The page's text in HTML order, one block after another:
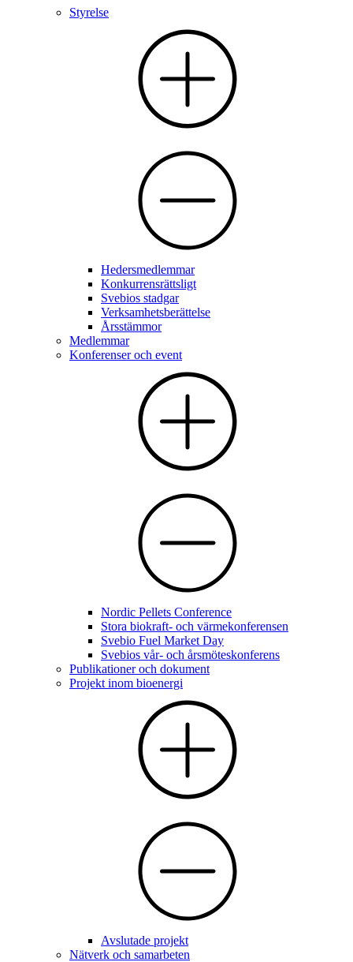
Styrelse
Hedersmedlemmar
Konkurrensrättsligt
Svebios stadgar
Verksamhetsberättelse
Årsstämmor
Medlemmar
Konferenser och event
Nordic Pellets Conference
Stora biokraft- och värmekonferensen
Svebio Fuel Market Day
Svebios vår- och årsmöteskonferens
Publikationer och dokument
Projekt inom bioenergi
Avslutade projekt
Nätverk och samarbeten